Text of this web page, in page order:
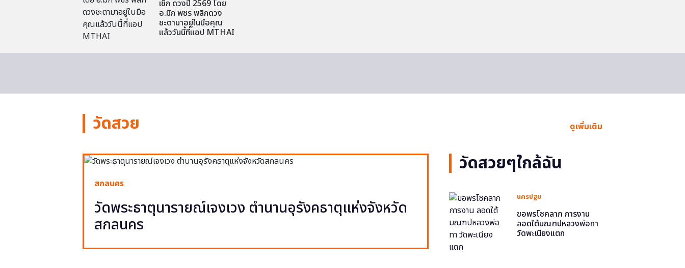
เช็ก ดวงปี 2569 โดย
อ.มิก พชร พลิกดวง
ชะตามาอยู่ในมือคุณ
แล้ววันนี้ที่แอป MTHAI
วัดสวย ดูเพิ่มเติม
สกลนคร
วัดพระธาตุนารายณ์เจงเวง ตำนานอุรังคธาตุแห่งจังหวัด
สกลนคร
วัดสวยๆใกล้ฉัน
นครปฐม
ขอพรโชคลาภ การงาน
ลอดใต้มณฑปหลวงพ่อทา
วัดพะเนียงแตก